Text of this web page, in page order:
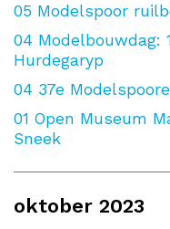
05 Modelspoor
04 Modelbouwdag:
Hurdegaryp
04 37e
01 Open Museum
Sneek
oktober 2023